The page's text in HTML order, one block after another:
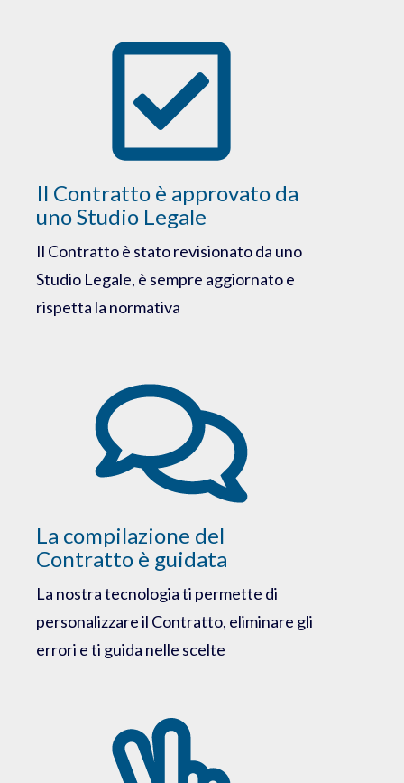
Il Contratto è approvato da
uno Studio Legale
Il Contratto è stato revisionato da uno
Studio Legale, è sempre aggiornato e
rispetta la normativa
La compilazione del
Contratto è guidata
La nostra tecnologia ti permette di
personalizzare il Contratto, eliminare gli
errori e ti guida nelle scelte